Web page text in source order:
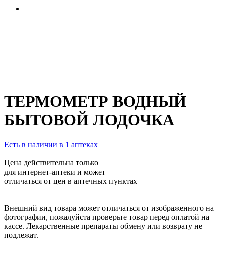
ТЕРМОМЕТР ВОДНЫЙ
БЫТОВОЙ ЛОДОЧКА
Есть в наличии в 1 аптеках
Цена действительна только
для интернет-аптеки и может
отличаться от цен в аптечных пунктах
Внешний вид товара может отличаться от изображенного на
фотографии, пожалуйста проверьте товар перед оплатой на
кассе. Лекарственные препараты обмену или возврату не
подлежат.